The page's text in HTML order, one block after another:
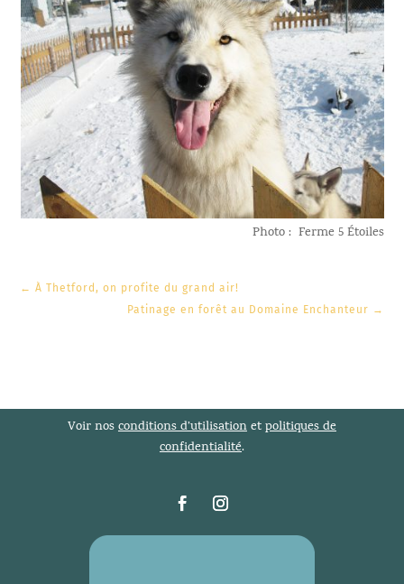
Photo : Ferme 5 Étoiles
←À Thetford, on profite du grand air!
Patinage en forêt au Domaine Enchanteur →
Voir nosconditions d’utilisationetpolitiques de
confidentialité.